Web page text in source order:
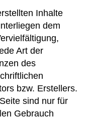
Inhalte
dem
Art der
des
bzw. Erstellers.
sind nur für
Gebrauch